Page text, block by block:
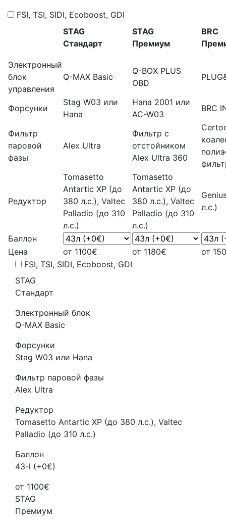
FSI, TSI, SIDI, Ecoboost, GDI
STAG
Стандарт
STAG
Премиум
BRC
Электронный
блок
управления
Q-MAX Basic
Q-BOX PLUS
OBD
Форсунки
Stag W03 или
Hana
Hana 2001 или
AC-W03
BRC
Фильтр
паровой
фазы
Alex Ultra
Фильтр с
отстойником
Alex Ultra 360
Редуктор
Tomasetto
Antartic XP (до
380 л.с.), Valtec
Palladio (до 310
л.с.)
Tomasetto
Antartic XP (до
380 л.с.), Valtec
Palladio (до 310
л.с.)
л.с.)
Баллон
Цена
от 1100€ от 1180€
от
FSI, TSI, SIDI, Ecoboost, GDI
STAG
Стандарт
Электронный блок
Q-MAX Basic
Форсунки
Stag W03 или Hana
Фильтр паровой фазы
Alex Ultra
Редуктор
Tomasetto Antartic XP (до 380 л.с.), Valtec
Palladio (до 310 л.с.)
Баллон
43-l (+0€)
от 1100€
STAG
Премиум